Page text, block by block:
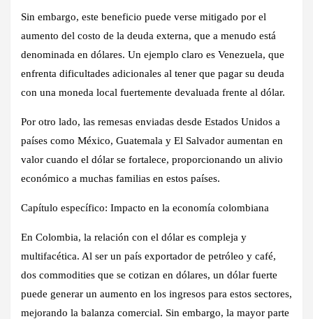
Sin embargo, este beneficio puede verse mitigado por el
aumento del costo de la deuda externa, que a menudo está
denominada en dólares. Un ejemplo claro es Venezuela, que
enfrenta dificultades adicionales al tener que pagar su deuda
con una moneda local fuertemente devaluada frente al dólar.
Por otro lado, las remesas enviadas desde Estados Unidos a
países como México, Guatemala y El Salvador aumentan en
valor cuando el dólar se fortalece, proporcionando un alivio
económico a muchas familias en estos países.
Capítulo específico: Impacto en la economía colombiana
En Colombia, la relación con el dólar es compleja y
multifacética. Al ser un país exportador de petróleo y café,
dos commodities que se cotizan en dólares, un dólar fuerte
puede generar un aumento en los ingresos para estos sectores,
mejorando la balanza comercial. Sin embargo, la mayor parte